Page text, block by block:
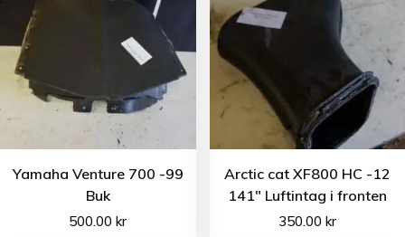
Yamaha Venture 700 -99
Buk
500.00kr
Arctic cat XF800 HC -12
141″ Luftintag i fronten
350.00 kr